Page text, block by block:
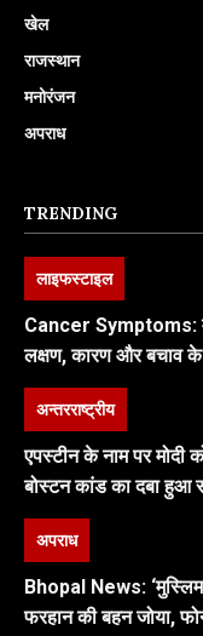
खेल
राजस्थान
मनोरंजन
अपराध
TRENDING
लाइफस्टाइल
Cancer Symptoms:
लक्षण, कारण और बचाव के
अन्तरराष्ट्रीय
एपस्टीन के नाम पर मोदी
बोस्टन कांड का दबा हुआ
अपराध
Bhopal News:
फरहान की बहन जोया,